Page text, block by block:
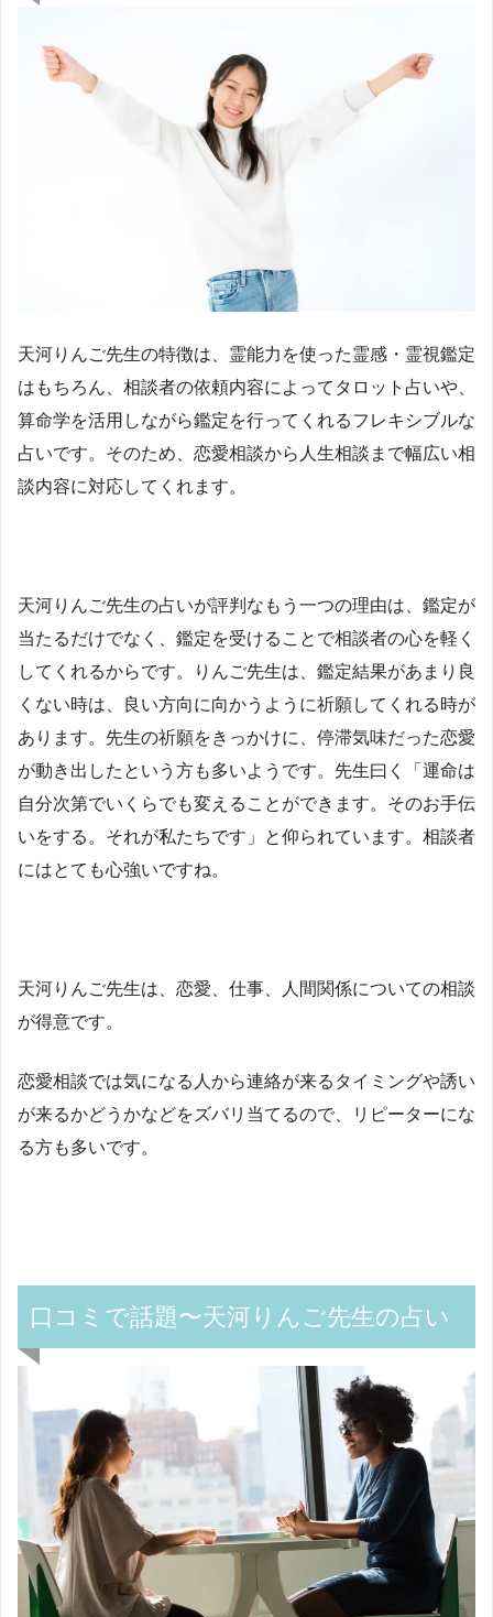
天河りんご先生の特徴は、霊能力を使った霊感・霊視鑑定
はもちろん、相談者の依頼内容によってタロット占いや、
算命学を活用しながら鑑定を行ってくれるフレキシブルな
占いです。そのため、恋愛相談から人生相談まで幅広い相
談内容に対応してくれます。
天河りんご先生の占いが評判なもう一つの理由は、鑑定が
当たるだけでなく、鑑定を受けることで相談者の心を軽く
してくれるからです。りんご先生は、鑑定結果があまり良
くない時は、良い方向に向かうように祈願してくれる時が
あります。先生の祈願をきっかけに、停滞気味だった恋愛
が動き出したという方も多いようです。先生曰く「運命は
自分次第でいくらでも変えることができます。そのお手伝
いをする。それが私たちです」と仰られています。相談者
にはとても心強いですね。
天河りんご先生は、恋愛、仕事、人間関係についての相談
が得意です。
恋愛相談では気になる人から連絡が来るタイミングや誘い
が来るかどうかなどをズバリ当てるので、リピーターにな
る方も多いです。
口コミで話題〜天河りんご先生の占い